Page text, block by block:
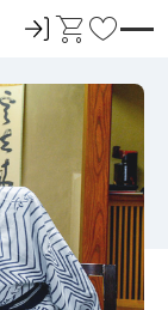
ロ
イ
ン
カ
ト
お
に
入
り